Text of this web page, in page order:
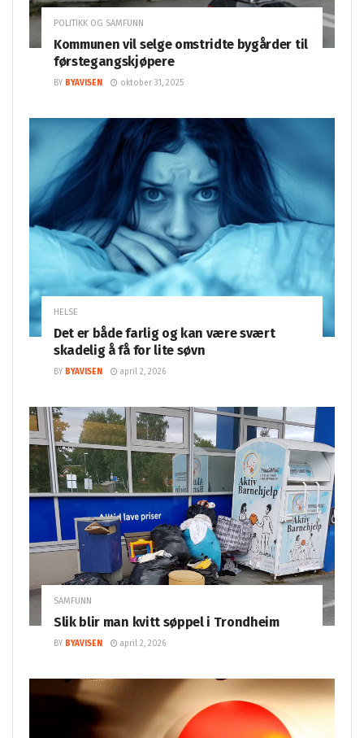
POLITIKK OG SAMFUNN
Kommunen vil selge omstridte bygårder til
førstegangskjøpere
BY BYAVISEN oktober 31, 2025
HELSE
Det er både farlig og kan være svært
skadelig å få for lite søvn
BY BYAVISEN april 2, 2026
SAMFUNN
Slik blir man kvitt søppel i Trondheim
BY BYAVISEN april 2, 2026